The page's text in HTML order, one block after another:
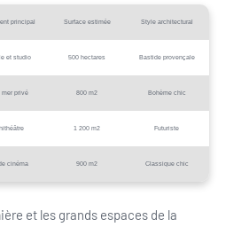
principal Surface estimée Style architectural
et studio 500 hectares Bastide provençale
mer privé 800 m2 Bohème chic
1 200 m2 Futuriste
cinéma 900 m2 Classique chic
et les grands espaces de la